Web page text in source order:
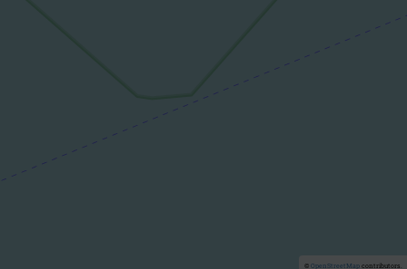
© OpenStreetMapcontributors.